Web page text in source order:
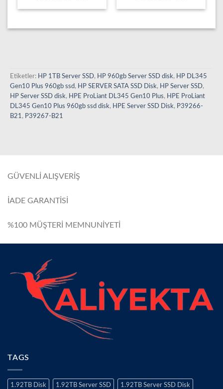
Etiketler: HP 1TB Server SSD, HP 960gb Server SSD disk, HP DL345
Gen10 Plus 960gb ssd, HP SERVER SATA SSD Disk, HP Server SSD,
HP Server SSD disk, HPE ProLiant DL345 Gen10 Plus, HPE ProLiant
DL345 Gen10 Plus 960gb ssd disk, HPE Server SSD Disk, P39266-
B21 , P39267-B21
GÜVENLİ ALIŞVERİŞ
İADE GARANTİSİ
%100 MÜŞTERİ MEMNUNİYETİ
TAGS
1.92TB Disk 1.92TB Server SSD 1.92TB Server SSD Disk